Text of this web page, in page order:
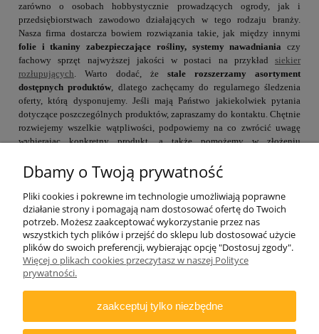
zarówno o osobach hobbystycznie prowadzących ogrody, jak i
przedsiębiorstwach zawodowo działających w tego rodzaju branży.
Nasza firma dostarcza bowiem rozwiązania takie, jak między innymi
folie i tkaniny zabezpieczające rośliny, systemy nawadniania czy
fachowy sprzęt najwyższej jakości w postaci na przykład siekier
rozłupujących. Warto dodać, że stale rozszerzamy asortyment
dostępnych produktów, dlatego zachęcamy do regularnego śledzenia
oferty, którą dysponujemy. Jeśli mają Państwo jakiekolwiek pytania
dotyczące poszczególnych produktów, zapraszamy do kontaktu. Chętnie
rozwiejemy wszelkie wątpliwości, podpowiemy na co zwrócić uwagę
wybierając konkretny produkt, a także pomożemy w złożeniu
ZAMAWIANIE
DODATKOWE
Dbamy o Twoją prywatność
Pliki cookies i pokrewne im technologie umożliwiają poprawne
działanie strony i pomagają nam dostosować ofertę do Twoich
potrzeb. Możesz zaakceptować wykorzystanie przez nas
wszystkich tych plików i przejść do sklepu lub dostosować użycie
plików do swoich preferencji, wybierając opcję "Dostosuj zgody".
Więcej o plikach cookies przeczytasz w naszej Polityce
prywatności.
zaakceptuj tylko niezbędne